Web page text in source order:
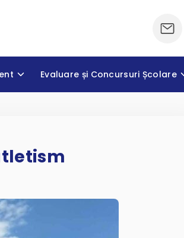
Evaluare și Concursuri Școlare